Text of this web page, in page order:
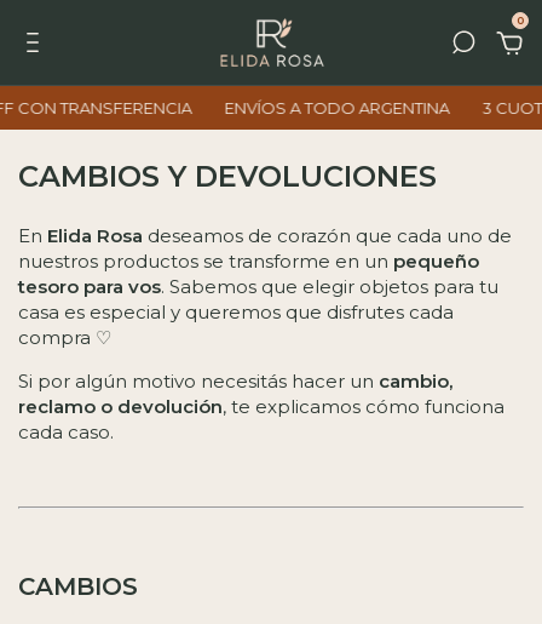
0
TRANSFERENCIA ENVÍOS A TODO ARGENTINA 3
CAMBIOS Y DEVOLUCIONES
En Elida Rosa deseamos de corazón que cada uno de
nuestros productos se transforme en un pequeño
tesoro para vos. Sabemos que elegir objetos para tu
casa es especial y queremos que disfrutes cada
compra ♡
Si por algún motivo necesitás hacer un cambio,
reclamo o devolución, te explicamos cómo funciona
cada caso.
CAMBIOS